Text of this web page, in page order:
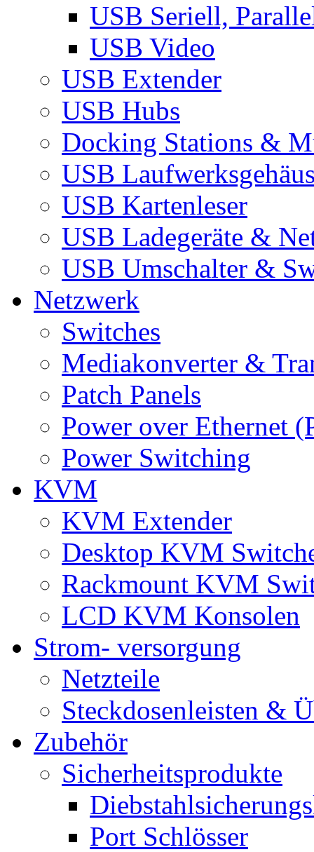
USB Seriell,
USB Video
USB Extender
USB Hubs
Docking Stations &
USB
USB Kartenleser
USB Ladegeräte &
USB Umschalter &
Netzwerk
Switches
Mediakonverter &
Patch Panels
Power over Ethernet
Power Switching
KVM
KVM Extender
Desktop KVM
Rackmount KVM
LCD KVM Konsolen
Strom- versorgung
Netzteile
Steckdosenleisten &
Zubehör
Sicherheitsprodukte
Port Schlösser